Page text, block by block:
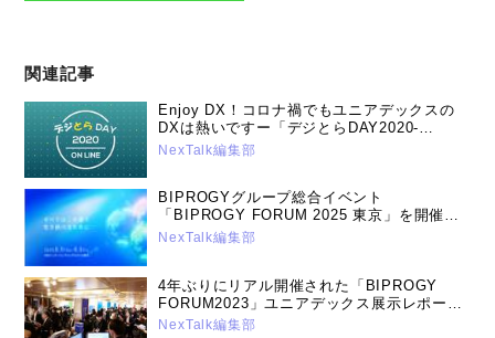
関連記事
Enjoy DX！コロナ禍でもユニアデックスの
DXは熱いですー「デジとらDAY2020-
Online-」レポート（2020年12月8日号）
NexTalk編集部
BIPROGYグループ総合イベント
「BIPROGY FORUM 2025 東京」を開催
～ユニアデックスの講演と展示について～
NexTalk編集部
4年ぶりにリアル開催された「BIPROGY
FORUM2023」ユニアデックス展示レポート
（2023年7月19日号）
NexTalk編集部